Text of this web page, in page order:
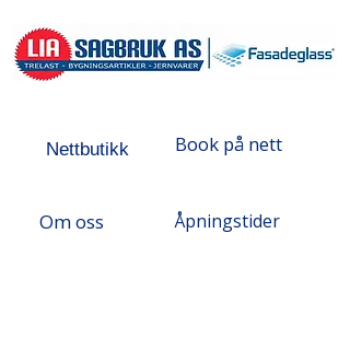
Nettbutikk Book på nett
Om oss Åpningstider